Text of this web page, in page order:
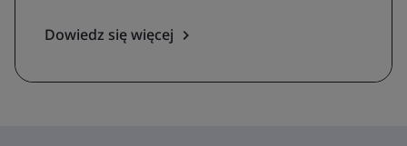
Dowiedz się więcej